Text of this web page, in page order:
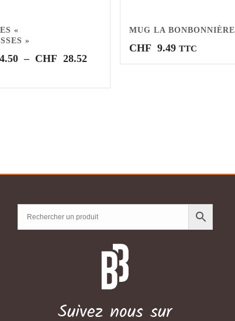
«
»
– CHF 28.52Plage
prix :
MUG LA BONBONNIÈRE
CHF 9.49 TTC
Suivez nous sur